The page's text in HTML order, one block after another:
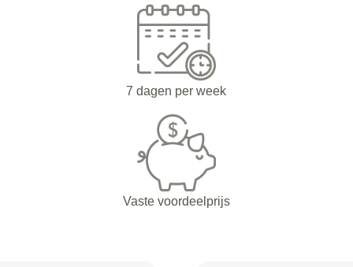
7 dagen per week
Vaste voordeelprijs